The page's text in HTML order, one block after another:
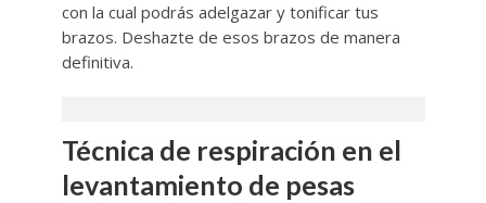
con la cual podrás adelgazar y tonificar tus
brazos. Deshazte de esos brazos de manera
definitiva.
Técnica de respiración en el
levantamiento de pesas